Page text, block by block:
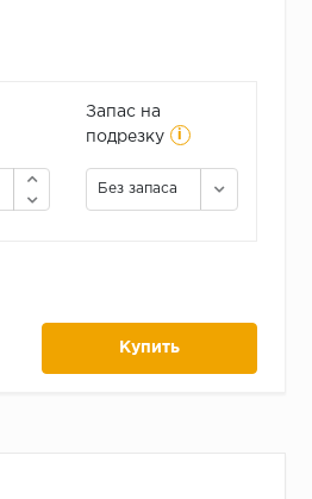
Запас на
подрезку
i
Без запаса
Купить